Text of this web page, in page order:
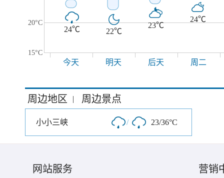
20°C
15°C
24℃ 22℃
23℃
24℃
今天 明天 后天 周二
周边地区 | 周边景点
小小三峡 / 23/36°C
网站服务 营销